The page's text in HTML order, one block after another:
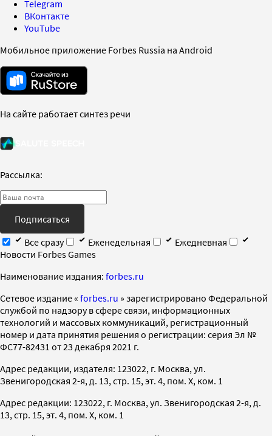
Telegram
ВКонтакте
YouTube
Мобильное приложение Forbes Russia на Android
На сайте работает синтез речи
Рассылка:
Подписаться
Все сразу
Еженедельная
Ежедневная
Новости Forbes Games
Наименование издания: forbes.ru
Cетевое издание « forbes.ru » зарегистрировано Федеральной
службой по надзору в сфере связи, информационных
технологий и массовых коммуникаций, регистрационный
номер и дата принятия решения о регистрации: серия Эл №
ФС77-82431 от 23 декабря 2021 г.
Адрес редакции, издателя: 123022, г. Москва, ул.
Звенигородская 2-я, д. 13, стр. 15, эт. 4, пом. X, ком. 1
Адрес редакции: 123022, г. Москва, ул. Звенигородская 2-я, д.
13, стр. 15, эт. 4, пом. X, ком. 1